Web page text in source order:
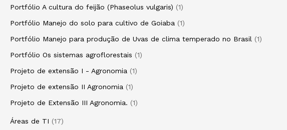
Portfólio A cultura do feijão (Phaseolus vulgaris)
1
Portfólio Manejo do solo para cultivo de Goiaba
1
Portfólio Manejo para produção de Uvas de clima temperado no Brasil
1
Portfólio Os sistemas agroflorestais
1
Projeto de extensão I - Agronomia
1
Projeto de extensão II Agronomia
1
Projeto de Extensão III Agronomia.
1
Áreas de TI
17